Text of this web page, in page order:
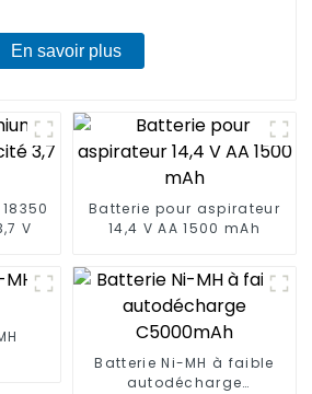
En savoir plus
V
Batterie pour aspirateur
14,4 V AA 1500 mAh
Batterie Ni-MH à faible
autodécharge